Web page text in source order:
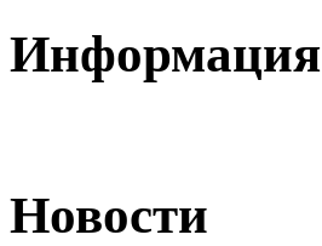
Информация
Новости